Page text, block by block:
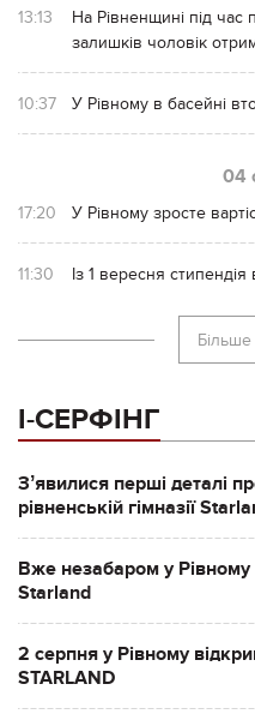
13:13
На Рівненщині під час
залишків чоловік
10:37 У Рівному в басейні
04
17:20 У Рівному зросте
11:30 Із 1 вересня стипендія
І-СЕРФІНГ
Зʼявилися перші деталі
рівненській гімназії
Вже незабаром у Рівному
Starland
2 серпня у Рівному
STARLAND